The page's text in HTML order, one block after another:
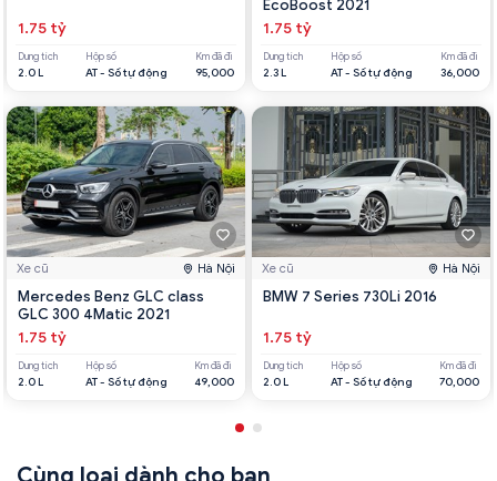
1.75 tỷ
Dung tích
2.0 L
Hộp số
AT - Số tự động
Km đã đi
95,000
Xe cũ Hà Nội
Mercedes Benz GLC class
GLC 300 4Matic 2021
1.75 tỷ
Dung tích
2.0 L
Hộp số
AT - Số tự động
Km đã đi
49,000
EcoBoost 2021
1.75 tỷ
Dung tích
2.3 L
Hộp số
AT - Số tự động
Km đã đi
36,000
Xe cũ Hà Nội
BMW 7 Series 730Li 2016
1.75 tỷ
Dung tích
2.0 L
Hộp số
AT - Số tự động
Km đã đi
70,000